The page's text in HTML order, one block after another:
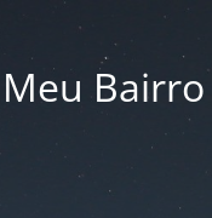
Meu Bairro